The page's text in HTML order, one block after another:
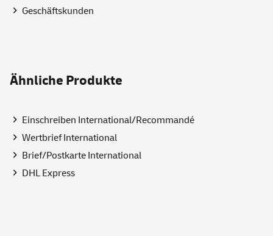
Geschäftskunden
Ähnliche Produkte
Einschreiben International/Recommandé
Wertbrief International
Brief/Postkarte International
DHL Express